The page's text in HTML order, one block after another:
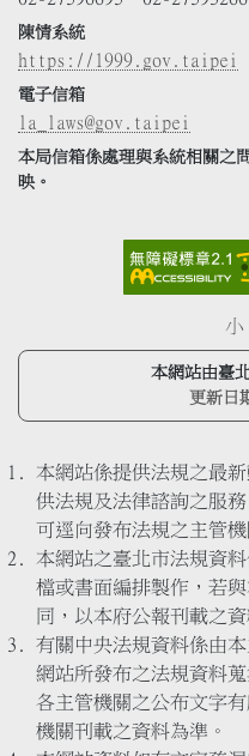
陳情系統
https://1999.gov.taipei
電子信箱
la_laws@gov.taipei
本局信箱係處理與系統相關之
映。
小
本網站由臺
更新日
本網站係提供法規之最
供法規及法律諮詢之服
可逕向發布法規之主管機
本網站之臺北市法規資
檔或書面編排製作，若
同，以本府公報刊載之資
有關中央法規資料係由
網站所發布之法規資料
各主管機關之公布文字
機關刊載之資料為準。